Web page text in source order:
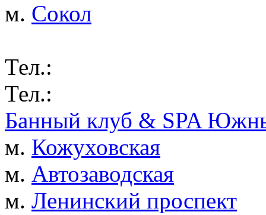
м. Сокол
Тел.:
Тел.:
Банный клуб & SPA
м. Кожуховская
м. Автозаводская
м. Ленинский проспект